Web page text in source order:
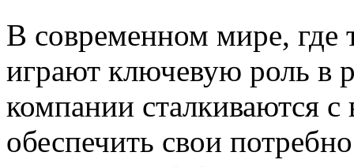
В современном мире, где
играют ключевую роль в
компании сталкиваются
обеспечить свои